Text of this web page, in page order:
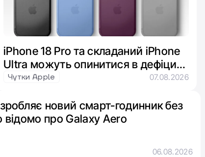
iPhone 18 Pro та складаний iPhone
Ultra можуть опинитися в дефіциті
через брак пам’яті
Чутки Apple 07.08.2026
новий смарт-годинник без
відомо про Galaxy Aero
06.08.2026